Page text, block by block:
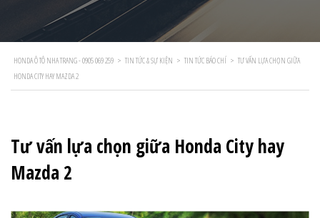
HONDA Ô TÔ NHA TRANG - 0905 069 259 > TIN TỨC & SỰ KIỆN > TIN TỨC BÁO CHÍ > TƯ VẤN LỰA CHỌN GIỮA
HONDA CITY HAY MAZDA 2
Tư vấn lựa chọn giữa Honda City hay
Mazda 2